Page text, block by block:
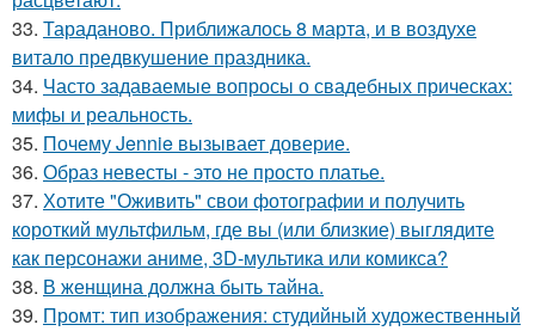
33. Тараданово. Приближалось 8 марта, и в воздухе
витало предвкушение праздника.
34. Часто задаваемые вопросы о свадебных прическах:
мифы и реальность.
35. Почему Jennie вызывает доверие.
36. Образ невесты - это не просто платье.
37. Хотите "Оживить" свои фотографии и получить
короткий мультфильм, где вы (или близкие) выглядите
как персонажи аниме, 3D-мультика или комикса?
38. В женщина должна быть тайна.
39. Промт: тип изображения: студийный художественный